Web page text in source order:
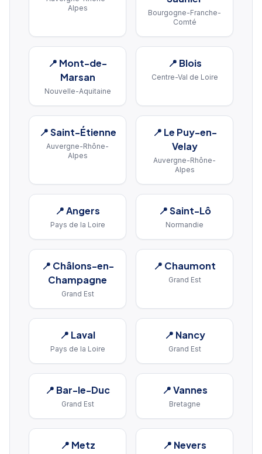
Alpes
Bourgogne-Franche-
Comté
📍 Mont-de-
Marsan
Nouvelle-Aquitaine
📍 Blois
Centre-Val de Loire
📍Saint-Étienne
Auvergne-Rhône-
Alpes
📍 Le Puy-en-
Velay
Auvergne-Rhône-
Alpes
📍Angers
Pays de la Loire
📍Saint-Lô
Normandie
📍 Châlons-en-
Champagne
Grand Est
📍 Chaumont
Grand Est
📍 Laval
Pays de la Loire
📍 Nancy
Grand Est
📍 Bar-le-Duc
Grand Est
📍Vannes
Bretagne
📍 Metz 📍 Nevers